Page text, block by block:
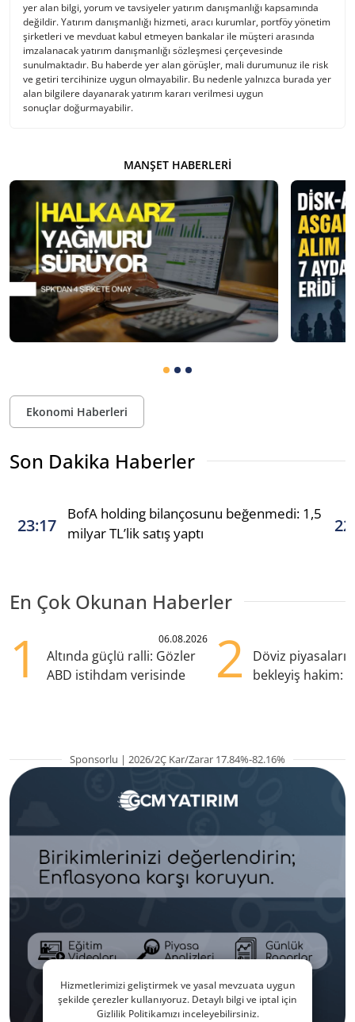
yer alan bilgi, yorum ve tavsiyeler yatırım danışmanlığı kapsamında
değildir. Yatırım danışmanlığı hizmeti, aracı kurumlar, portföy yönetim
şirketleri ve mevduat kabul etmeyen bankalar ile müşteri arasında
imzalanacak yatırım danışmanlığı sözleşmesi çerçevesinde
sunulmaktadır. Bu haberde yer alan görüşler, mali durumunuz ile risk
ve getiri tercihinize uygun olmayabilir. Bu nedenle yalnızca burada yer
alan bilgilere dayanarak yatırım kararı verilmesi uygun
sonuçlar doğurmayabilir.
MANŞET HABERLERI
Ekonomi Haberleri
Son Dakika Haberler
23:17
BofA holding bilançosunu beğenmedi: 1,5
milyar TL’lik satış yaptı
En Çok Okunan Haberler
1 06.08.2026
Altında güçlü ralli: Gözler
ABD istihdam verisinde
2
Döviz
bekleyiş hakim:
Sponsorlu | 2026/2Ç Kar/Zarar 17.84%-82.16%
Hizmetlerimizi geliştirmek ve yasal mevzuata uygun
şekilde çerezler kullanıyoruz. Detaylı bilgi ve iptal için
Gizlilik Politikamızı inceleyebilirsiniz.